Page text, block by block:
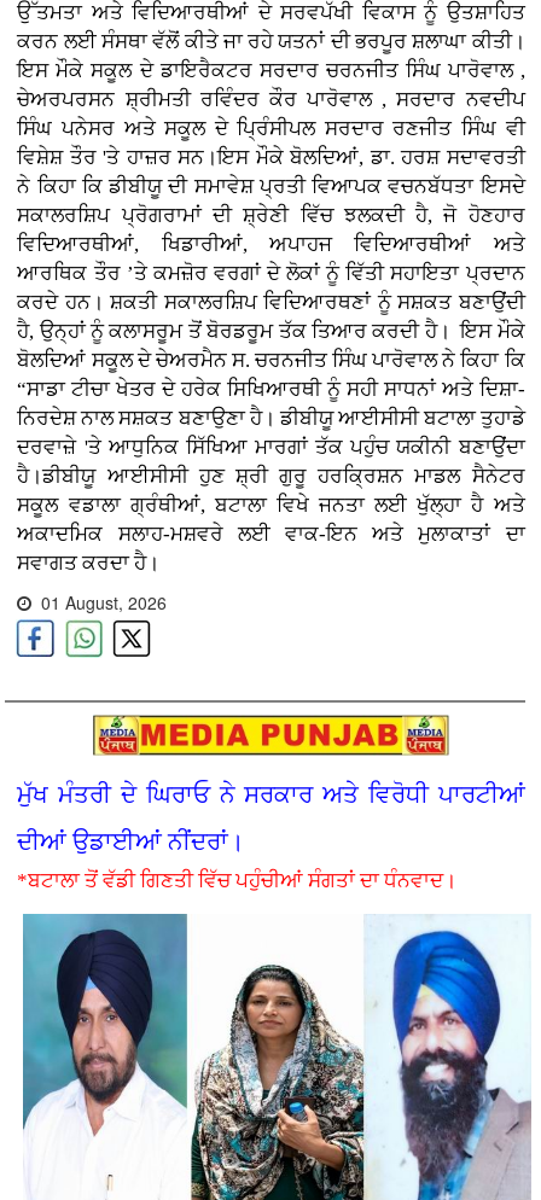
ਉੱਤਮਤਾ ਅਤੇ ਵਿਦਿਆਰਥੀਆਂ ਦੇ ਸਰਵਪੱਖੀ ਵਿਕਾਸ ਨੂੰ ਉਤਸ਼ਾਹਿਤ
ਕਰਨ ਲਈ ਸੰਸਥਾ ਵੱਲੋਂ ਕੀਤੇ ਜਾ ਰਹੇ ਯਤਨਾਂ ਦੀ ਭਰਪੂਰ ਸ਼ਲਾਘਾ ਕੀਤੀ।
ਇਸ ਮੌਕੇ ਸਕੂਲ ਦੇ ਡਾਇਰੈਕਟਰ ਸਰਦਾਰ ਚਰਨਜੀਤ ਸਿੰਘ ਪਾਰੋਵਾਲ ,
ਚੇਅਰਪਰਸਨ ਸ਼੍ਰੀਮਤੀ ਰਵਿੰਦਰ ਕੌਰ ਪਾਰੋਵਾਲ , ਸਰਦਾਰ ਨਵਦੀਪ
ਸਿੰਘ ਪਨੇਸਰ ਅਤੇ ਸਕੂਲ ਦੇ ਪ੍ਰਿੰਸੀਪਲ ਸਰਦਾਰ ਰਣਜੀਤ ਸਿੰਘ ਵੀ
ਵਿਸ਼ੇਸ਼ ਤੌਰ 'ਤੇ ਹਾਜ਼ਰ ਸਨ।ਇਸ ਮੌਕੇ ਬੋਲਦਿਆਂ, ਡਾ. ਹਰਸ਼ ਸਦਾਵਰਤੀ
ਨੇ ਕਿਹਾ ਕਿ ਡੀਬੀਯੂ ਦੀ ਸਮਾਵੇਸ਼ ਪ੍ਰਤੀ ਵਿਆਪਕ ਵਚਨਬੱਧਤਾ ਇਸਦੇ
ਸਕਾਲਰਸ਼ਿਪ ਪ੍ਰੋਗਰਾਮਾਂ ਦੀ ਸ਼੍ਰੇਣੀ ਵਿੱਚ ਝਲਕਦੀ ਹੈ, ਜੋ ਹੋਣਹਾਰ
ਵਿਦਿਆਰਥੀਆਂ, ਖਿਡਾਰੀਆਂ, ਅਪਾਹਜ ਵਿਦਿਆਰਥੀਆਂ ਅਤੇ
ਆਰਥਿਕ ਤੌਰ ’ਤੇ ਕਮਜ਼ੋਰ ਵਰਗਾਂ ਦੇ ਲੋਕਾਂ ਨੂੰ ਵਿੱਤੀ ਸਹਾਇਤਾ ਪ੍ਰਦਾਨ
ਕਰਦੇ ਹਨ। ਸ਼ਕਤੀ ਸਕਾਲਰਸ਼ਿਪ ਵਿਦਿਆਰਥਣਾਂ ਨੂੰ ਸਸ਼ਕਤ ਬਣਾਉਂਦੀ
ਹੈ, ਉਨ੍ਹਾਂ ਨੂੰ ਕਲਾਸਰੂਮ ਤੋਂ ਬੋਰਡਰੂਮ ਤੱਕ ਤਿਆਰ ਕਰਦੀ ਹੈ। ਇਸ ਮੌਕੇ
ਬੋਲਦਿਆਂ ਸਕੂਲ ਦੇ ਚੇਅਰਮੈਨ ਸ. ਚਰਨਜੀਤ ਸਿੰਘ ਪਾਰੋਵਾਲ ਨੇ ਕਿਹਾ ਕਿ
“ਸਾਡਾ ਟੀਚਾ ਖੇਤਰ ਦੇ ਹਰੇਕ ਸਿਖਿਆਰਥੀ ਨੂੰ ਸਹੀ ਸਾਧਨਾਂ ਅਤੇ ਦਿਸ਼ਾ-
ਨਿਰਦੇਸ਼ ਨਾਲ ਸਸ਼ਕਤ ਬਣਾਉਣਾ ਹੈ। ਡੀਬੀਯੂ ਆਈਸੀਸੀ ਬਟਾਲਾ ਤੁਹਾਡੇ
ਦਰਵਾਜ਼ੇ 'ਤੇ ਆਧੁਨਿਕ ਸਿੱਖਿਆ ਮਾਰਗਾਂ ਤੱਕ ਪਹੁੰਚ ਯਕੀਨੀ ਬਣਾਉਂਦਾ
ਹੈ।ਡੀਬੀਯੂ ਆਈਸੀਸੀ ਹੁਣ ਸ਼੍ਰੀ ਗੁਰੂ ਹਰਕ੍ਰਿਸ਼ਨ ਮਾਡਲ ਸੈਨੇਟਰ
ਸਕੂਲ ਵਡਾਲਾ ਗ੍ਰੰਥੀਆਂ, ਬਟਾਲਾ ਵਿਖੇ ਜਨਤਾ ਲਈ ਖੁੱਲ੍ਹਾ ਹੈ ਅਤੇ
ਅਕਾਦਮਿਕ ਸਲਾਹ-ਮਸ਼ਵਰੇ ਲਈ ਵਾਕ-ਇਨ ਅਤੇ ਮੁਲਾਕਾਤਾਂ ਦਾ
ਸਵਾਗਤ ਕਰਦਾ ਹੈ।
01 August, 2026
ਮੁੱਖ ਮੰਤਰੀ ਦੇ ਘਿਰਾਓ ਨੇ ਸਰਕਾਰ ਅਤੇ ਵਿਰੋਧੀ ਪਾਰਟੀਆਂ
ਦੀਆਂ ਉਡਾਈਆਂ ਨੀਂਦਰਾਂ।
*ਬਟਾਲਾ ਤੋਂ ਵੱਡੀ ਗਿਣਤੀ ਵਿੱਚ ਪਹੁੰਚੀਆਂ ਸੰਗਤਾਂ ਦਾ ਧੰਨਵਾਦ।